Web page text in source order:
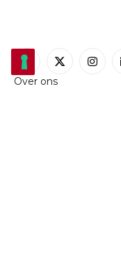
Facebook
X
Over ons